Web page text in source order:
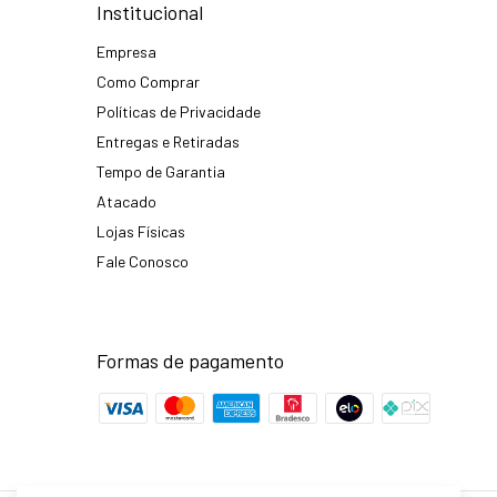
Institucional
Empresa
Como Comprar
Políticas de Privacidade
Entregas e Retiradas
Tempo de Garantia
Atacado
Lojas Físicas
Fale Conosco
Formas de pagamento